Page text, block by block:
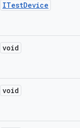
ITestDevice
void
void